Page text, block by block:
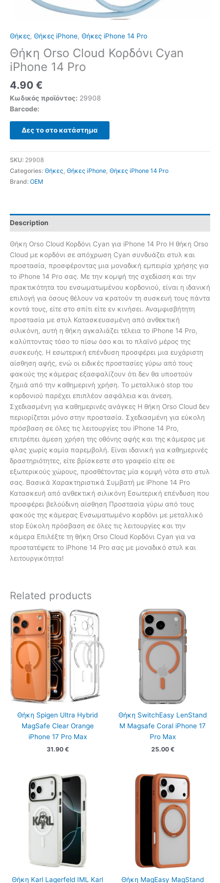
Θήκες, Θήκες iPhone, Θήκες iPhone 14 Pro
Θήκη Orso Cloud Κορδόνι Cyan
iPhone 14 Pro
4.90 €
Κωδικός προϊόντος: 29908
Barcode:
Δες το στο κατάστημα
SKU: 29908
Categories: Θήκες Θήκες iPhone Θήκες iPhone 14 Pro
Brand: OEM
Description
Θήκη Orso Cloud Κορδόνι Cyan για iPhone 14 Pro Η θήκη Orso
Cloud με κορδόνι σε απόχρωση Cyan συνδυάζει στυλ και
προστασία, προσφέροντας μια μοναδική εμπειρία χρήσης για
το iPhone 14 Pro σας. Με την κομψή της σχεδίαση και την
πρακτικότητα του ενσωματωμένου κορδονιού, είναι η ιδανική
επιλογή για όσους θέλουν να κρατούν τη συσκευή τους πάντα
κοντά τους, είτε στο σπίτι είτε εν κινήσει. Αναμφισβήτητη
προστασία με στυλ Κατασκευασμένη από ανθεκτική
σιλικόνη, αυτή η θήκη αγκαλιάζει τέλεια το iPhone 14 Pro,
καλύπτοντας τόσο το πίσω όσο και το πλαϊνό μέρος της
συσκευής. Η εσωτερική επένδυση προσφέρει μια ευχάριστη
αίσθηση αφής, ενώ οι ειδικές προστασίες γύρω από τους
φακούς της κάμερας εξασφαλίζουν ότι δεν θα υποστούν
ζημιά από την καθημερινή χρήση. Το μεταλλικό stop του
κορδονιού παρέχει επιπλέον ασφάλεια και άνεση.
Σχεδιασμένη για καθημερινές ανάγκες Η θήκη Orso Cloud δεν
περιορίζεται μόνο στην προστασία. Σχεδιασμένη για εύκολη
πρόσβαση σε όλες τις λειτουργίες του iPhone 14 Pro,
επιτρέπει άμεση χρήση της οθόνης αφής και της κάμερας με
φλας χωρίς καμία παρεμβολή. Είναι ιδανική για καθημερινές
δραστηριότητες, είτε βρίσκεστε στο γραφείο είτε σε
εξωτερικούς χώρους, προσθέτοντας μία κομψή νότα στο στυλ
σας. Βασικά Χαρακτηριστικά Συμβατή με iPhone 14 Pro
Κατασκευή από ανθεκτική σιλικόνη Εσωτερική επένδυση που
προσφέρει βελούδινη αίσθηση Προστασία γύρω από τους
φακούς της κάμερας Ενσωματωμένο κορδόνι με μεταλλικό
stop Εύκολη πρόσβαση σε όλες τις λειτουργίες και την
κάμερα Επιλέξτε τη θήκη Orso Cloud Κορδόνι Cyan για να
προστατέψετε το iPhone 14 Pro σας με μοναδικό στυλ και
λειτουργικότητα!
Related products
Θήκη Spigen Ultra Hybrid
MagSafe Clear Orange
iPhone 17 Pro Max
31.90 €
Θήκη SwitchEasy LenStand
M Magsafe Coral iPhone 17
Pro Max
25.00 €
Θήκη Karl Lagerfeld IML Karl Θήκη MagEasy MagStand